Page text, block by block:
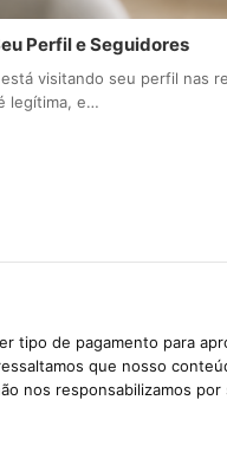
Perfil e Seguidores
visitando seu perfil nas
legítima, e…
tipo de pagamento para
que nosso
nos responsabilizamos